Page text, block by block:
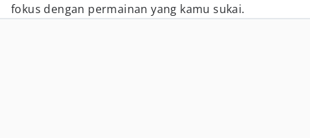
fokus dengan permainan yang kamu sukai.